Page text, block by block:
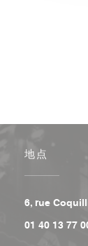
地点
6, rue
01 40 13 77